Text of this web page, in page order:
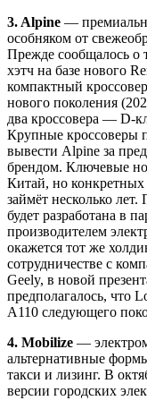
3. Alpine —
особняком от
Прежде сообщалось о
хэтч на базе нового
компактный
нового поколения
два кроссовера — D-
Крупные кроссоверы
вывести Alpine за
брендом. Ключевые
Китай, но конкретных
займёт несколько
будет разработана в
производителем
окажется тот же
сотрудничестве с
Geely, в новой
предполагалось, что
A110 следующего
4. Mobilize —
альтернативные
такси и лизинг. В
версии городских